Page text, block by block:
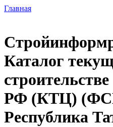
Главная
Каталог
РФ (КТЦ)
Республика